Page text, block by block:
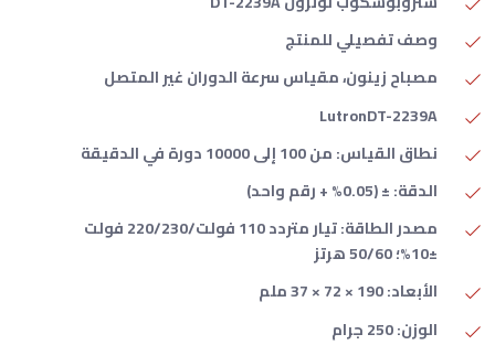
وصف تفصيلي للمنتج
مصباح زينون، مقياس سرعة الدوران غير المتصل
LutronDT-2239A
نطاق القياس: من 100 إلى 10000 دورة في الدقيقة
الدقة: ± (0.05% + رقم واحد)
مصدر الطاقة: تيار متردد 110 فولت/220/230 فولت
±10%؛ 50/60 هرتز
الأبعاد: 190 × 72 × 37 ملم
الوزن: 250 جرام